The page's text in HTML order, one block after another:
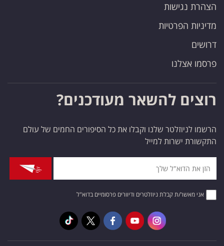
הצהרת נגישות
מדיניות הפרטיות
דרושים
פרסמו אצלנו
רוצים להשאר מעודכנים?
הרשמו לניוזלטר שלנו וקבלו את כל הסיפורים החמים של עולם
התקשורת ישרות למייל
אני מאשר/ת קבלת ניוזלטרים ודיוורים פרסומיים בדוא"ל